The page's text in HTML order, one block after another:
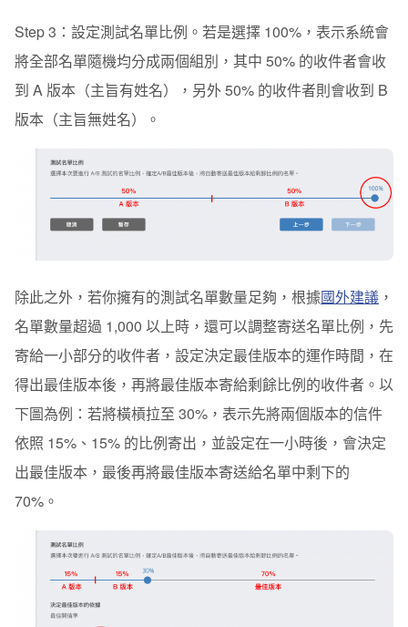
Step 3：設定測試名單比例。若是選擇 100%，表示系統會
將全部名單隨機均分成兩個組別，其中 50% 的收件者會收
到 A 版本（主旨有姓名），另外 50% 的收件者則會收到 B
版本（主旨無姓名）。
除此之外，若你擁有的測試名單數量足夠，根據國外建議 ，
名單數量超過 1,000 以上時，還可以調整寄送名單比例，先
寄給一小部分的收件者，設定決定最佳版本的運作時間，在
得出最佳版本後，再將最佳版本寄給剩餘比例的收件者。以
下圖為例：若將橫槓拉至 30%，表示先將兩個版本的信件
依照 15%、15% 的比例寄出，並設定在一小時後，會決定
出最佳版本，最後再將最佳版本寄送給名單中剩下的
70%。